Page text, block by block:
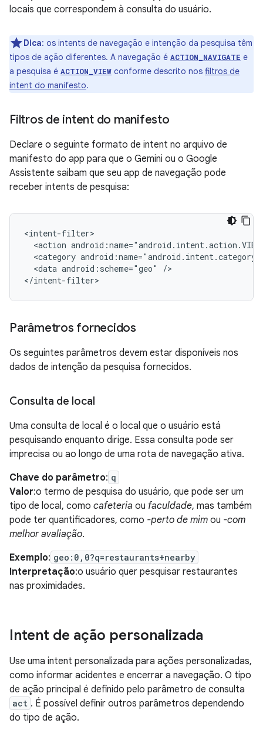
locais que correspondem à consulta do usuário.
Dica: os intents de navegação e intenção da pesquisa têm
tipos de ação diferentes. A navegação é ACTION_NAVIGATE e
a pesquisa é ACTION_VIEW conforme descrito nos filtros de
intent do manifesto.
Filtros de intent do manifesto
Declare o seguinte formato de intent no arquivo de
manifesto do app para que o Gemini ou o Google
Assistente saibam que seu app de navegação pode
receber intents de pesquisa:
<action
<category
<data android:scheme="geo"
/>
Parâmetros fornecidos
Os seguintes parâmetros devem estar disponíveis nos
dados de intenção da pesquisa fornecidos.
Consulta de local
Uma consulta de local é o local que o usuário está
pesquisando enquanto dirige. Essa consulta pode ser
imprecisa ou ao longo de uma rota de navegação ativa.
Chave do parâmetro: q
Valor:o termo de pesquisa do usuário, que pode ser um
tipo de local, como cafeteria ou faculdade, mas também
pode ter quantificadores, como -perto de mim ou -com
melhor avaliação.
Exemplo: geo:0,0?q=restaurants+nearby
Interpretação:o usuário quer pesquisar restaurantes
nas proximidades.
Intent de ação personalizada
Use uma intent personalizada para ações personalizadas,
como informar acidentes e encerrar a navegação. O tipo
de ação principal é definido pelo parâmetro de consulta
act . É possível definir outros parâmetros dependendo
do tipo de ação.